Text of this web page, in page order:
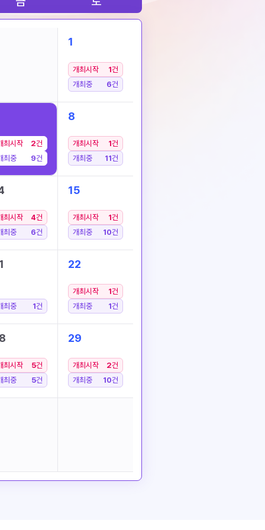
1
개최시작 1건
개최중
6건
최시작 2건
최중
9건
8
개최시작 1건
개최중
11건
최시작 4건
최중
6건
15
개최시작 1건
개최중
10건
최중 1건
22
개최시작 1건
개최중
1건
최시작 5건
최중
5건
29
개최시작 2건
개최중
10건